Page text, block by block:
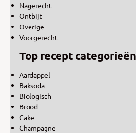
Nagerecht
Ontbijt
Overige
Voorgerecht
Top recept categorieën
Aardappel
Baksoda
Biologisch
Brood
Cake
Champagne